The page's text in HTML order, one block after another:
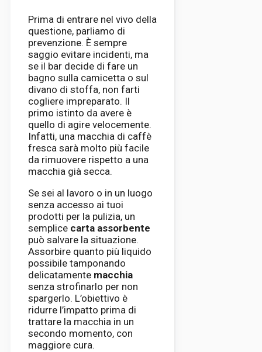
Prima di entrare nel vivo della
questione, parliamo di
prevenzione. È sempre
saggio evitare incidenti, ma
se il bar decide di fare un
bagno sulla camicetta o sul
divano di stoffa, non farti
cogliere impreparato. Il
primo istinto da avere è
quello di agire velocemente.
Infatti, una macchia di caffè
fresca sarà molto più facile
da rimuovere rispetto a una
macchia già secca.
Se sei al lavoro o in un luogo
senza accesso ai tuoi
prodotti per la pulizia, un
semplice carta assorbente
può salvare la situazione.
Assorbire quanto più liquido
possibile tamponando
delicatamente macchia
senza strofinarlo per non
spargerlo. L’obiettivo è
ridurre l’impatto prima di
trattare la macchia in un
secondo momento, con
maggiore cura.